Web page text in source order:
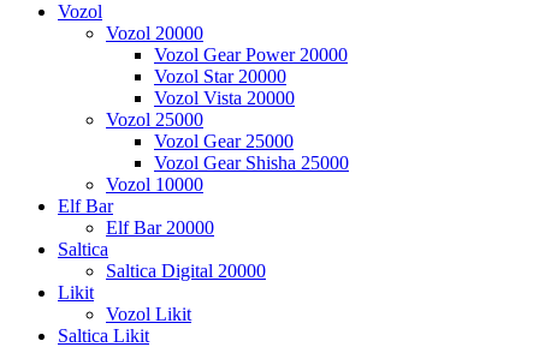
Vozol
Vozol 20000
Vozol Gear Power 20000
Vozol Star 20000
Vozol Vista 20000
Vozol 25000
Vozol Gear 25000
Vozol Gear Shisha 25000
Vozol 10000
Elf Bar
Elf Bar 20000
Saltica
Saltica Digital 20000
Likit
Vozol Likit
Saltica Likit